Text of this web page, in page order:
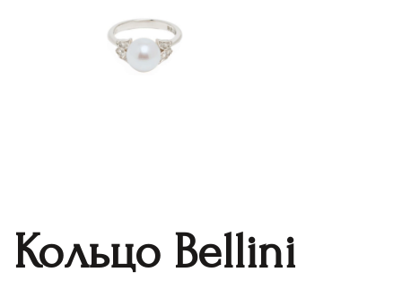
Кольцо Bellini